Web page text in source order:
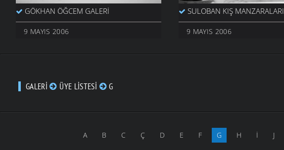
GÖKHAN ÖĞCEM GALERI
9 MAYIS 2006
SULOBAN KIŞ MANZARALARI
9 MAYIS 2006
GALERI ÜYE LISTESI G
A B C Ç D E F G H İ J